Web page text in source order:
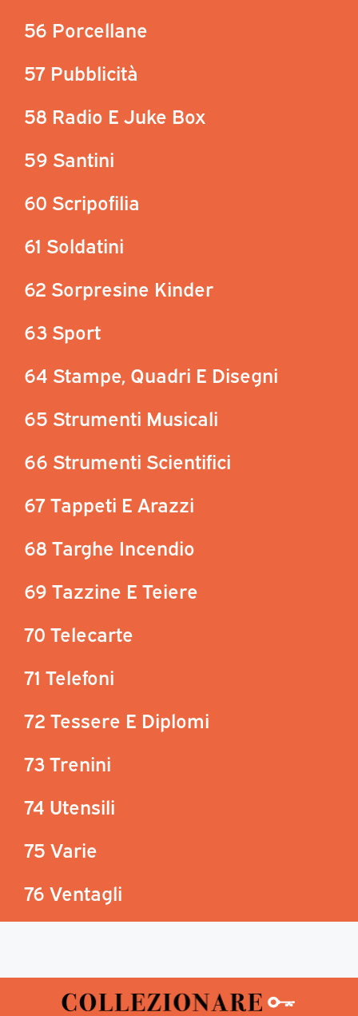
56 Porcellane
57 Pubblicità
58 Radio E Juke Box
59 Santini
60 Scripofilia
61 Soldatini
62 Sorpresine Kinder
63 Sport
64 Stampe, Quadri E Disegni
65 Strumenti Musicali
66 Strumenti Scientifici
67 Tappeti E Arazzi
68 Targhe Incendio
69 Tazzine E Teiere
70 Telecarte
71 Telefoni
72 Tessere E Diplomi
73 Trenini
74 Utensili
75 Varie
76 Ventagli